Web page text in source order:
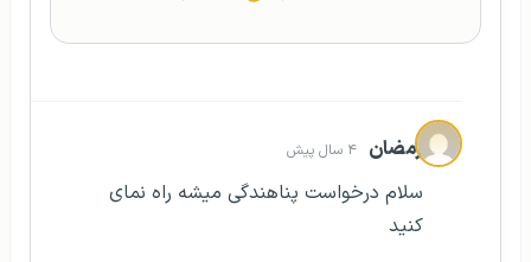
رمضان ۴ سال پیش
سلام درخواست پناهندگی میشه راه نمای
کنید